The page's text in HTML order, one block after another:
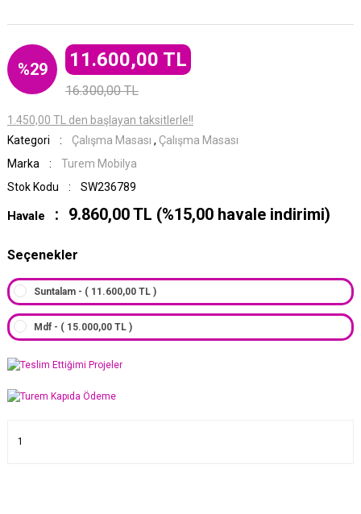
%29 11.600,00 TL
16.300,00 TL
1.450,00 TL den başlayan taksitlerle!!
Kategori
Çalışma Masası , Çalışma Masası
Marka
Turem Mobilya
Stok Kodu
SW236789
Havale 9.860,00 TL (%15,00 havale indirimi)
Seçenekler
Suntalam - ( 11.600,00 TL )
Mdf - ( 15.000,00 TL )